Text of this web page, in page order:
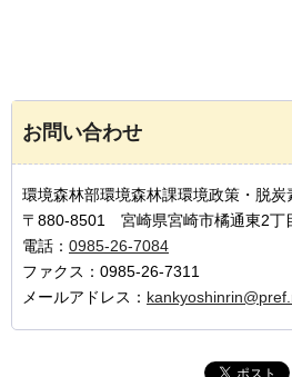
お問い合わせ
環境森林部環境森林課環境政策・脱炭
〒880-8501 宮崎県宮崎市橘通東2丁
電話： 0985-26-7084
ファクス：0985-26-7311
メールアドレス：